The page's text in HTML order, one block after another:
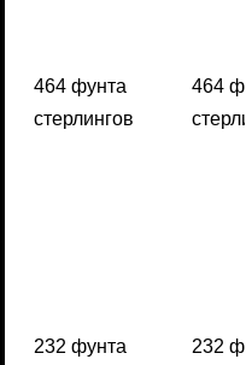
464 фунта
стерлингов
464
232 фунта
232